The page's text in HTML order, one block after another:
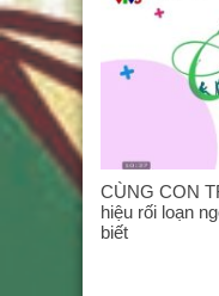
CÙNG CON
hiệu rối loạn
biết